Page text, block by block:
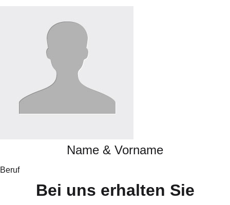
Name & Vorname
Beruf
Bei uns erhalten Sie